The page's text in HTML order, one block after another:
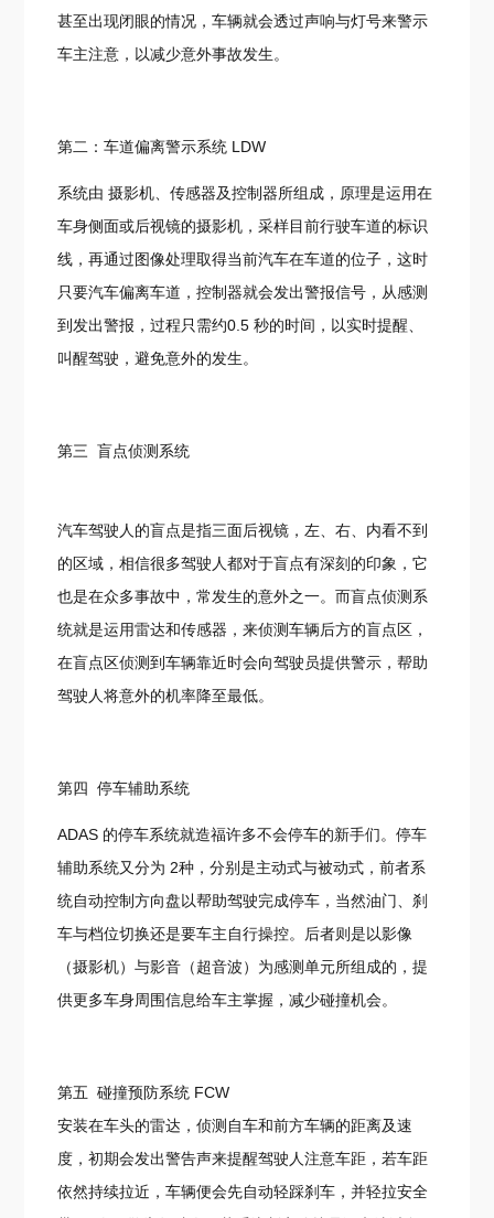
甚至出现闭眼的情况，车辆就会透过声响与灯号来警示
车主注意，以减少意外事故发生。
第二：车道偏离警示系统 LDW
系统由 摄影机、传感器及控制器所组成，原理是运用在
车身侧面或后视镜的摄影机，采样目前行驶车道的标识
线，再通过图像处理取得当前汽车在车道的位子，这时
只要汽车偏离车道，控制器就会发出警报信号，从感测
到发出警报，过程只需约0.5 秒的时间，以实时提醒、
叫醒驾驶，避免意外的发生。
第三 盲点侦测系统
汽车驾驶人的盲点是指三面后视镜，左、右、内看不到
的区域，相信很多驾驶人都对于盲点有深刻的印象，它
也是在众多事故中，常发生的意外之一。而盲点侦测系
统就是运用雷达和传感器，来侦测车辆后方的盲点区，
在盲点区侦测到车辆靠近时会向驾驶员提供警示，帮助
驾驶人将意外的机率降至最低。
第四 停车辅助系统
ADAS 的停车系统就造福许多不会停车的新手们。停车
辅助系统又分为 2种，分别是主动式与被动式，前者系
统自动控制方向盘以帮助驾驶完成停车，当然油门、刹
车与档位切换还是要车主自行操控。后者则是以影像
（摄影机）与影音（超音波）为感测单元所组成的，提
供更多车身周围信息给车主掌握，减少碰撞机会。
第五 碰撞预防系统 FCW
安装在车头的雷达，侦测自车和前方车辆的距离及速
度，初期会发出警告声来提醒驾驶人注意车距，若车距
依然持续拉近，车辆便会先自动轻踩刹车，并轻拉安全